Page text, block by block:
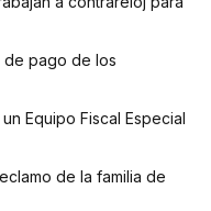
de pago de los
Equipo Fiscal Especial
de la familia de